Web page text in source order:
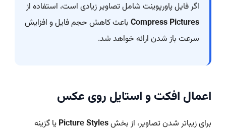
اگر فایل پاورپوینت شامل تصاویر زیادی است، استفاده از
Compress Pictures باعث کاهش حجم فایل و افزایش
سرعت باز شدن ارائه خواهد شد.
اعمال افکت و استایل روی عکس
برای زیباتر شدن تصاویر، از بخشPicture Styles یا گزینه